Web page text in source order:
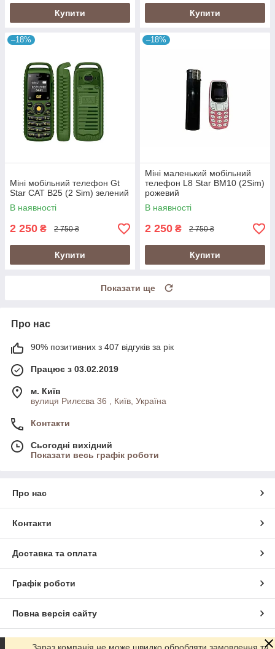
Купити Купити
–18%
Міні мобільний телефон Gt
Star CAT B25 (2 Sim) зелений
В наявності
2 250 ₴ 2 750 ₴
Купити
–18%
Міні маленький мобільний
телефон L8 Star BM10 (2Sim)
рожевий
В наявності
2 250 ₴ 2 750 ₴
Купити
Показати ще
Про нас
90% позитивних з 407 відгуків за рік
Працює з 03.02.2019
м. Київ
вулиця Рилєєва 36 , Київ, Україна
Контакти
Сьогодні вихідний
Показати весь графік роботи
Про нас
Контакти
Доставка та оплата
Графік роботи
Повна версія сайту
Сайт створено на маркетплейсіProm.ua